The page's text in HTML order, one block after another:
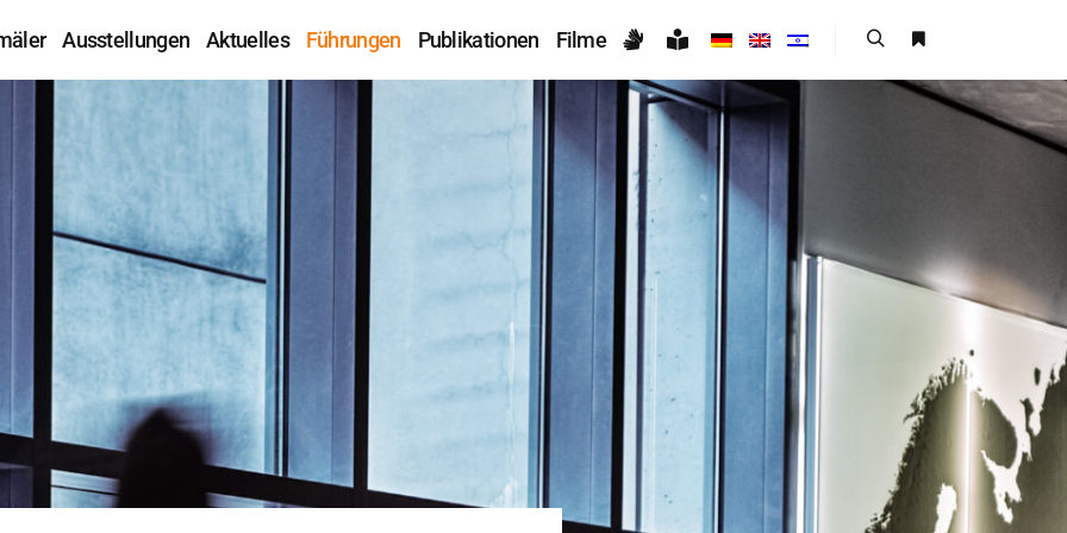
Ausstellungen Aktuelles Führungen Publikationen Filme